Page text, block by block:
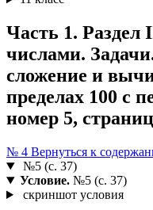
Часть 1. Раздел
числами.
сложение и
пределах 100 с
номер 5,
№ 4 Вернуться к
№5 (с. 37)
Условие.№5 (с. 37)
скриншот условия